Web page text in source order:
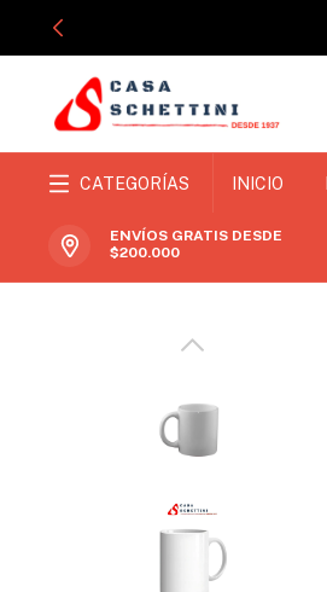
CATEGORÍAS INICIO
ENVÍOS GRATIS DESDE
$200.000